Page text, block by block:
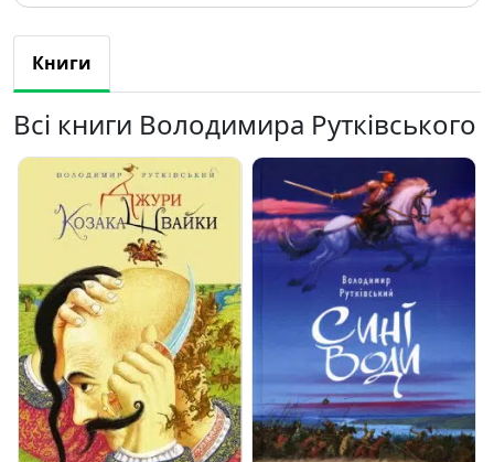
Книги
Всі книги Володимира Рутківського